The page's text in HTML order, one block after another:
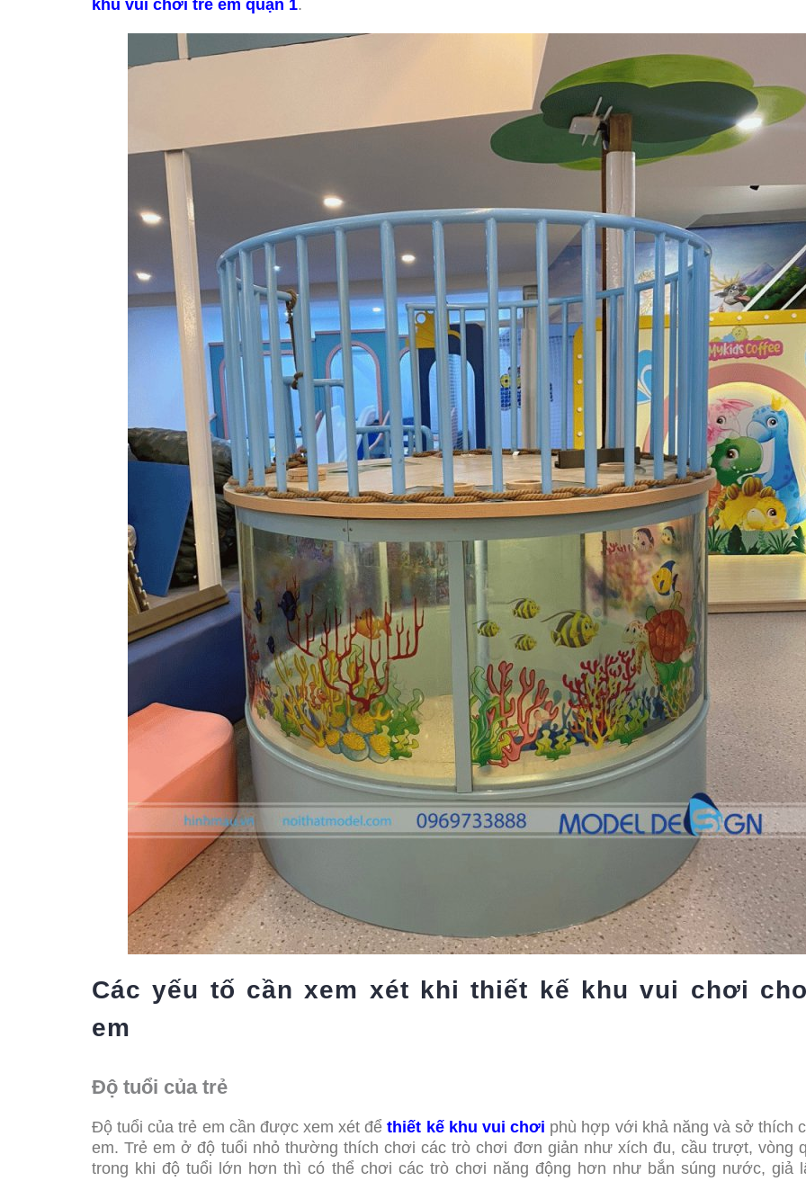
khu vui chơi trẻ em quận 1.
Các yếu tố cần xem xét khi thiết kế khu vui chơi
em
Độ tuổi của trẻ
Độ tuổi của trẻ em cần được xem xét để thiết kế khu vui chơi phù hợp với khả năng và sở thích
em. Trẻ em ở độ tuổi nhỏ thường thích chơi các trò chơi đơn giản như xích đu, cầu trượt, vòng
trong khi độ tuổi lớn hơn thì có thể chơi các trò chơi năng động hơn như bắn súng nước, giả